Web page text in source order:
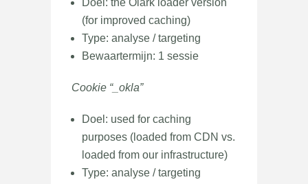
Doel: the Olark loader version
(for improved caching)
Type: analyse / targeting
Bewaartermijn: 1 sessie
Cookie “_okla”
Doel: used for caching
purposes (loaded from CDN vs.
loaded from our infrastructure)
Type: analyse / targeting